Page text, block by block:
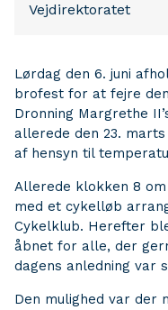
Vejdirektoratet
Lørdag den 6. juni
brofest for at fejre
Dronning Margrethe
allerede den 23.
af hensyn til
Allerede klokken 8
med et cykelløb
Cykelklub. Herefter
åbnet for alle, der
dagens anledning
Den mulighed var der